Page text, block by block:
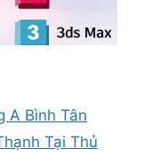
A Bình Tân
Tại Thủ